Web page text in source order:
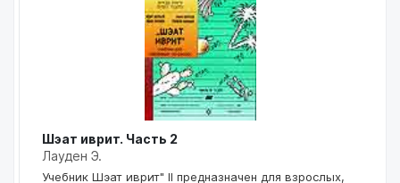
Шэат иврит. Часть 2
Лауден Э.
Учебник Шэат иврит" II предназначен для взрослых,